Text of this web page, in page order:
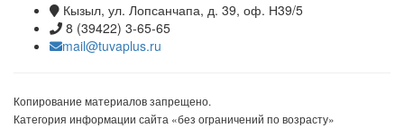
Кызыл, ул. Лопсанчапа, д. 39, оф. Н39/5
8 (39422) 3-65-65
mail@tuvaplus.ru
Копирование материалов запрещено.
Категория информации сайта «без ограничений по возрасту»